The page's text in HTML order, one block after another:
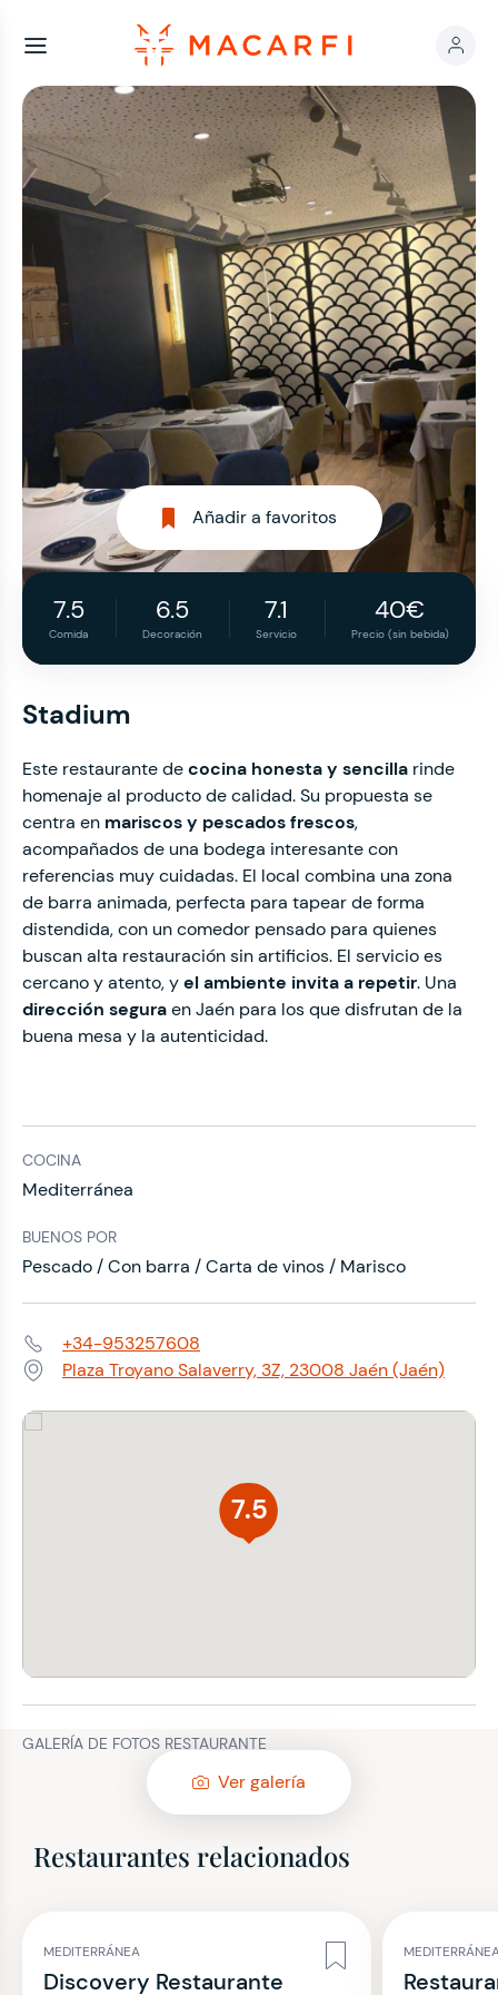
Añadir a favoritos
7.5
Comida
6.5
Decoración
7.1
Servicio
40€
Precio (sin bebida)
Stadium
Este restaurante decocina honesta y sencilla rinde
homenaje al producto de calidad. Su propuesta se
centra en mariscos y pescados frescos,
acompañados de una bodega interesante con
referencias muy cuidadas. El local combina una zona
de barra animada, perfecta para tapear de forma
distendida, con un comedor pensado para quienes
buscan alta restauración sin artificios. El servicio es
cercano y atento, yel ambiente invita a repetir. Una
dirección seguraen Jaén para los que disfrutan de la
buena mesa y la autenticidad.
COCINA
Mediterránea
BUENOS POR
Pescado / Con barra / Carta de vinos / Marisco
Teléfono:+34-953257608
Dirección:Plaza Troyano Salaverry, 3Z, 23008 Jaén (Jaén)
7.5
GALERÍA DE FOTOS RESTAURANTE
Ver galería
Restaurantes relacionados
MEDITERRÁNEA
Discovery Restaurante